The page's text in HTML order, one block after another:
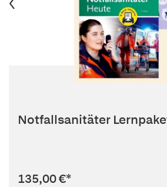
Notfallsanitäter
135,00 €*